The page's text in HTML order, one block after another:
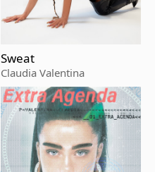
Sweat
Claudia Valentina